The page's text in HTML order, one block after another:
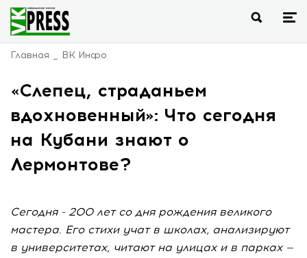
Главная ВК Инфо
«Слепец, страданьем
вдохновенный»: Что сегодня
на Кубани знают о
Лермонтове?
Сегодня - 200 лет со дня рождения великого
мастера. Его стихи учат в школах, анализируют
в университетах, читают на улицах и в парках —